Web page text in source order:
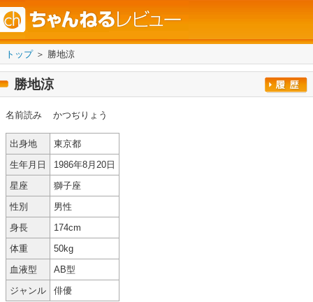
トップ＞ 勝地涼
勝地涼
名前読み かつぢりょう
出身地
東京都
生年月日
1986年8月20日
星座
獅子座
性別
男性
身長
174cm
体重
50kg
血液型
AB型
ジャンル
俳優